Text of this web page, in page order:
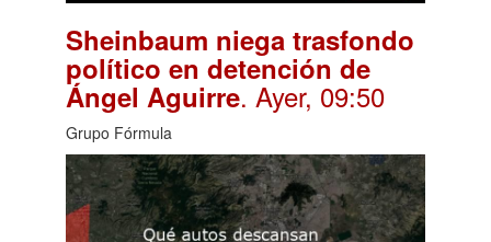
Sheinbaum niega trasfondo
político en detención de
Ángel Aguirre. Ayer, 09:50
Grupo Fórmula